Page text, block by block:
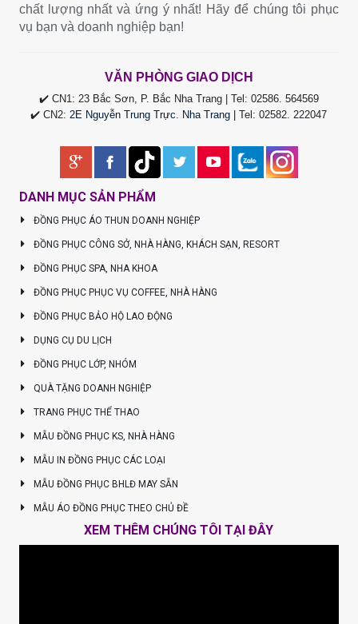
chất lượng nhất và ứng ý nhất! Hãy để chúng tôi phục
vụ bạn và doanh nghiệp bạn!
VĂN PHÒNG GIAO DỊCH
✔️ CN1: 23 Bắc Sơn, P. Bắc Nha Trang | Tel: 02586. 564569
✔️ CN2: 2E Nguyễn Trung Trực. Nha Trang |Tel :02582. 222047
DANH MỤC SẢN PHẨM
ĐỒNG PHỤC ÁO THUN DOANH NGHIỆP
ĐỒNG PHỤC CÔNG SỞ, NHÀ HÀNG, KHÁCH SẠN, RESORT
ĐỒNG PHỤC SPA, NHA KHOA
ĐỒNG PHỤC PHỤC VỤ COFFEE, NHÀ HÀNG
ĐỒNG PHỤC BẢO HỘ LAO ĐỘNG
DỤNG CỤ DU LỊCH
ĐỒNG PHỤC LỚP, NHÓM
QUÀ TẶNG DOANH NGHIỆP
TRANG PHỤC THỂ THAO
MẪU ĐỒNG PHỤC KS, NHÀ HÀNG
MẪU IN ĐỒNG PHỤC CÁC LOẠI
MẪU ĐỒNG PHỤC BHLĐ MAY SẴN
MẪU ÁO ĐỒNG PHỤC THEO CHỦ ĐỀ
XEM THÊM CHÚNG TÔI TẠI ĐÂY